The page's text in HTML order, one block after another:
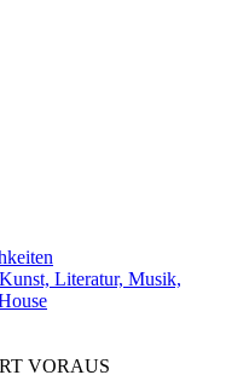
Literatur, Musik,
VORAUS